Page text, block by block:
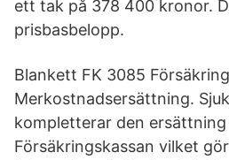
ett tak på 378 400 kronor.
prisbasbelopp.
Blankett FK 3085
Merkostnadsersättning.
kompletterar den
Försäkringskassan vilket